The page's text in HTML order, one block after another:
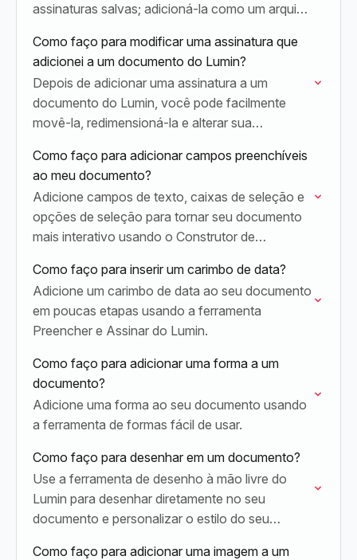
assinaturas salvas; adicioná-la como um arquivo
usando o teclado.
Como faço para modificar uma assinatura que
adicionei a um documento do Lumin?
Depois de adicionar uma assinatura a um
documento do Lumin, você pode facilmente
movê-la, redimensioná-la e alterar sua
Como faço para adicionar campos preenchíveis
ao meu documento?
Adicione campos de texto, caixas de seleção e
opções de seleção para tornar seu documento
mais interativo usando o Construtor de
Como faço para inserir um carimbo de data?
Adicione um carimbo de data ao seu documento
em poucas etapas usando a ferramenta
Preencher e Assinar do Lumin.
Como faço para adicionar uma forma a um
documento?
Adicione uma forma ao seu documento usando
a ferramenta de formas fácil de usar.
Como faço para desenhar em um documento?
Use a ferramenta de desenho à mão livre do
Lumin para desenhar diretamente no seu
documento e personalizar o estilo do seu
Como faço para adicionar uma imagem a um